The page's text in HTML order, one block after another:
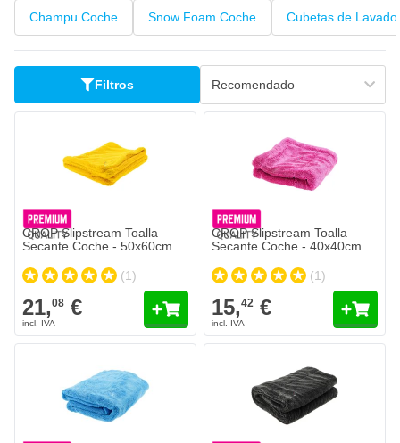
Champu Coche Snow Foam Coche Cubetas de
Filtros
CROP Slipstream Toalla
Secante Coche - 50x60cm
(1)
21,08 €
CROP Slipstream Toalla
Secante Coche - 40x40cm
(1)
15,42 €